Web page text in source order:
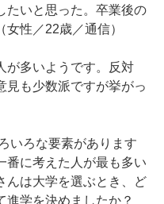
たいと思った。卒業後の
性／22歳／通信）
が多いようです。反対
見も少数派ですが挙がっ
いろな要素があります
番に考えた人が最も多い
んは大学を選ぶとき、ど
進学を決めましたか？